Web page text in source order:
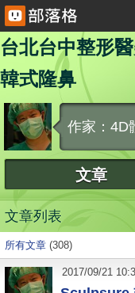
台北台中整形
韓式隆鼻
作家：4D
文章
文章列表
所有文章 (308)
2017/09/21